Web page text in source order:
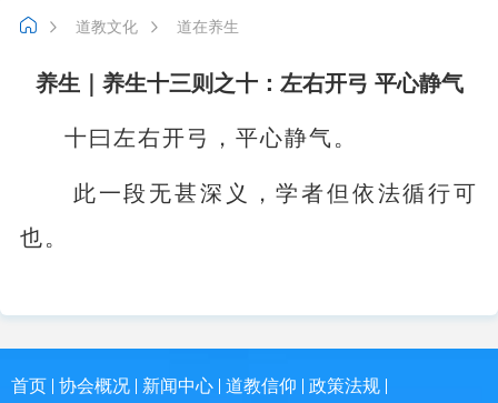
道教文化 道在养生
养生｜养生十三则之十：左右开弓 平心静气
十曰左右开弓，平心静气。
此一段无甚深义，学者但依法循行可
也。
首页 协会概况 新闻中心 道教信仰
政策法规